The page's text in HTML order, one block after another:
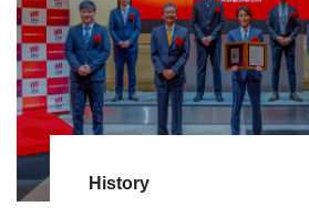
History